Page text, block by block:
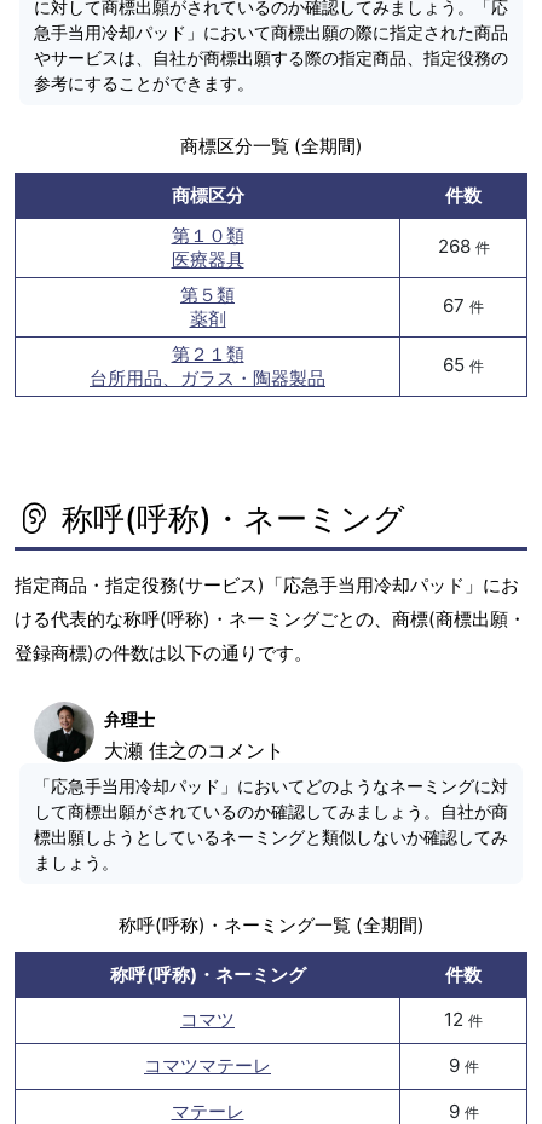
に対して商標出願がされているのか確認してみましょう。「応
急手当用冷却パッド」において商標出願の際に指定された商品
やサービスは、自社が商標出願する際の指定商品、指定役務の
参考にすることができます。
商標区分一覧 (全期間)
商標区分
件数
第１０類
医療器具
268 件
第５類
薬剤
67 件
第２１類
台所用品、ガラス・陶器製品
65 件
称呼(呼称)・ネーミング
指定商品・指定役務(サービス)「応急手当用冷却パッド」にお
ける代表的な称呼(呼称)・ネーミングごとの、商標(商標出願・
登録商標)の件数は以下の通りです。
弁理士
大瀬 佳之のコメント
「応急手当用冷却パッド」においてどのようなネーミングに対
して商標出願がされているのか確認してみましょう。自社が商
標出願しようとしているネーミングと類似しないか確認してみ
ましょう。
称呼(呼称)・ネーミング一覧 (全期間)
称呼(呼称)・ネーミング
件数
コマツ
12 件
コマツマテーレ 9 件
マテーレ 9 件